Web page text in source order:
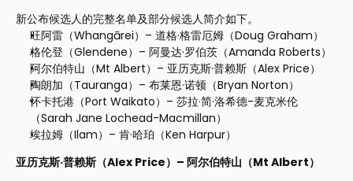
新公布候选人的完整名单及部分候选人简介如下。
旺阿雷（Whangārei）– 道格·格雷厄姆（Doug Graham）
格伦登（Glendene）– 阿曼达·罗伯茨（Amanda Roberts）
阿尔伯特山（Mt Albert）– 亚历克斯·普赖斯（Alex Price）
陶朗加（Tauranga）– 布莱恩·诺顿（Bryan Norton）
怀卡托港（Port Waikato）– 莎拉·简·洛希德-麦克米伦
（Sarah Jane Lochead-Macmillan）
埃拉姆（Ilam）– 肯·哈珀（Ken Harpur）
亚历克斯·普赖斯（Alex Price）– 阿尔伯特山（Mt Albert）